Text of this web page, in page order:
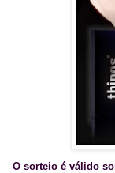
O sorteio é válido